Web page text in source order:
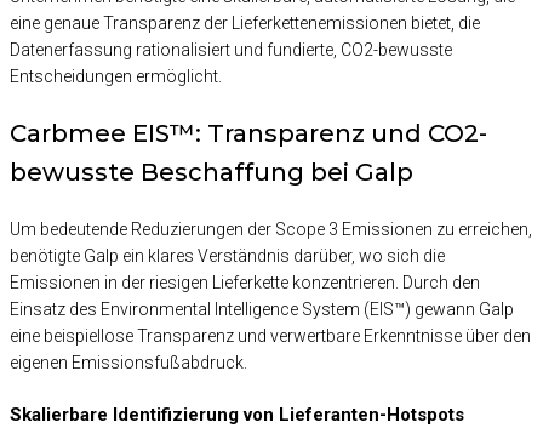
eine genaue Transparenz der Lieferkettenemissionen bietet, die
Datenerfassung rationalisiert und fundierte, CO2-bewusste
Entscheidungen ermöglicht.
Carbmee EIS™: Transparenz und CO2-
bewusste Beschaffung bei Galp
Um bedeutende Reduzierungen der Scope 3 Emissionen zu erreichen,
benötigte Galp ein klares Verständnis darüber, wo sich die
Emissionen in der riesigen Lieferkette konzentrieren. Durch den
Einsatz des Environmental Intelligence System (EIS™) gewann Galp
eine beispiellose Transparenz und verwertbare Erkenntnisse über den
eigenen Emissionsfußabdruck.
Skalierbare Identifizierung von Lieferanten-Hotspots